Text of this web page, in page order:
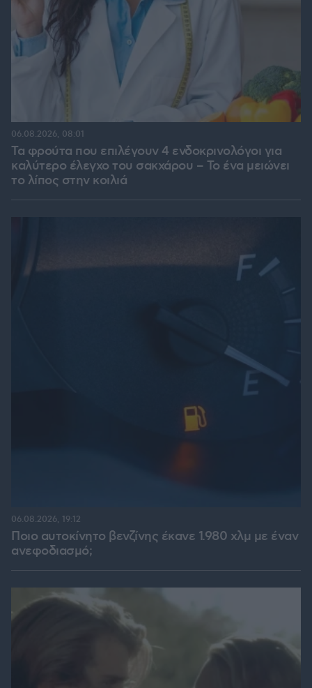
Τα φρούτα που επιλέγουν 4 ενδοκρινολόγοι για
καλύτερο έλεγχο του σακχάρου – Το ένα μειώνει
το λίπος στην κοιλιά
06.08.2026, 08:01
Ποιο αυτοκίνητο βενζίνης έκανε 1.980 χλμ με έναν
ανεφοδιασμό;
06.08.2026, 19:12